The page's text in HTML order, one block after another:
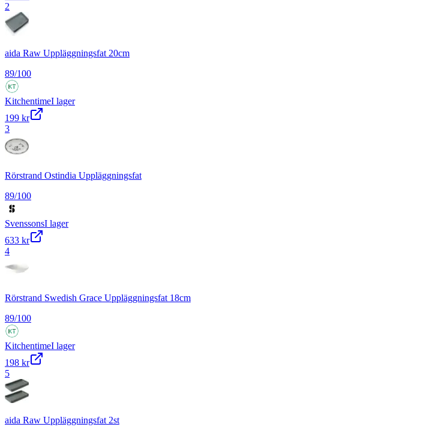
2
aida Raw Uppläggningsfat 20cm
89/100
KitchentimeI lager
199 kr
3
Rörstrand Ostindia Uppläggningsfat
89/100
SvenssonsI lager
633 kr
4
Rörstrand Swedish Grace Uppläggningsfat 18cm
89/100
KitchentimeI lager
198 kr
5
aida Raw Uppläggningsfat 2st